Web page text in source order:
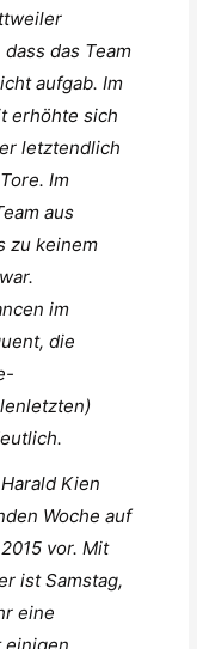
das Team
aufgab. Im
erhöhte sich
letztendlich
Im
aus
zu keinem
im
die
Kien
Woche auf
vor. Mit
ist Samstag,
eine